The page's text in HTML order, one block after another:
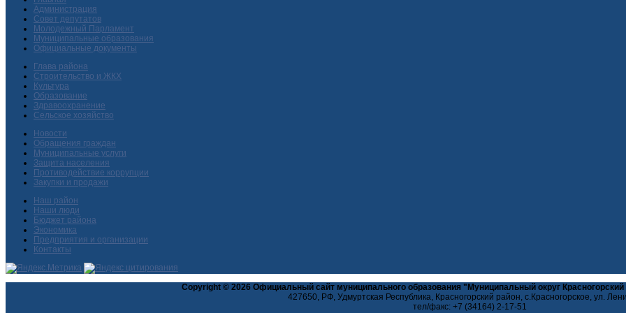
Администрация
Совет депутатов
Молодежный Парламент
Муниципальные образования
Официальные документы
Глава района
Строительство и ЖКХ
Культура
Образование
Здравоохранение
Сельское хозяйство
Новости
Обращения граждан
Муниципальные услуги
Защита населения
Противодействие коррупции
Закупки и продажи
Наш район
Наши люди
Бюджет района
Экономика
Предприятия и организации
Контакты
Copyright © 2026 Официальный сайт муниципального образования "Муниципальный округ
427650, РФ, Удмуртская Республика, Красногорский район, с.Красногорское, ул.
тел/факс: +7 (34164) 2-17-51